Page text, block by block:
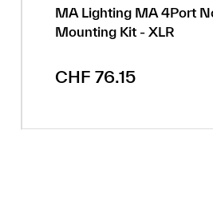
MA Lighting MA 4Port
Mounting Kit - XLR
Regulärer Preis:
CHF 76.15